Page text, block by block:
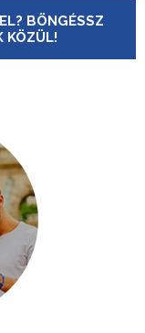
BÖNGÉSSZ
KÖZÜL!